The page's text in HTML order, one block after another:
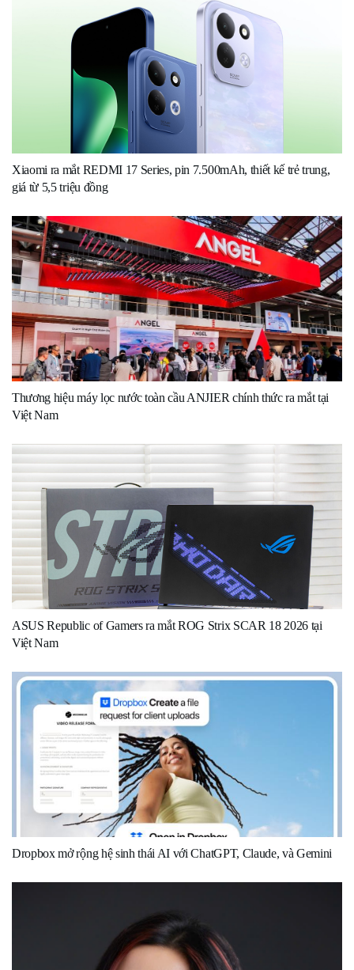
Xiaomi ra mắt REDMI 17 Series, pin 7.500mAh, thiết kế trẻ trung,
giá từ 5,5 triệu đồng
Thương hiệu máy lọc nước toàn cầu ANJIER chính thức ra mắt tại
Việt Nam
ASUS Republic of Gamers ra mắt ROG Strix SCAR 18 2026 tại
Việt Nam
Dropbox mở rộng hệ sinh thái AI với ChatGPT, Claude, và Gemini